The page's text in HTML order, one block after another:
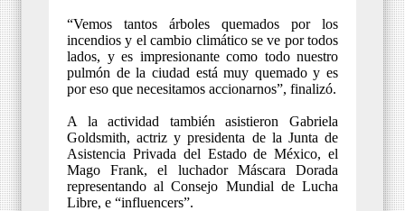
“Vemos tantos árboles quemados por los
incendios y el cambio climático se ve por todos
lados, y es impresionante como todo nuestro
pulmón de la ciudad está muy quemado y es
por eso que necesitamos accionarnos”, finalizó.
A la actividad también asistieron Gabriela
Goldsmith, actriz y presidenta de la Junta de
Asistencia Privada del Estado de México, el
Mago Frank, el luchador Máscara Dorada
representando al Consejo Mundial de Lucha
Libre, e “influencers”.